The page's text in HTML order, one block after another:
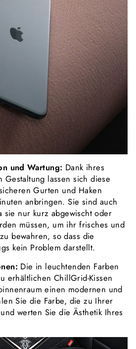
und Wartung: Dank ihres
lassen sich diese
Gurten und Haken
anbringen. Sie sind auch
nur kurz abgewischt oder
müssen, um ihr frisches und
bewahren, so dass die
kein Problem darstellt.
Die in leuchtenden Farben
erhältlichen ChillGrid-Kissen
einen modernen und
Sie die Farbe, die zu Ihrer
werten Sie die Ästhetik Ihres